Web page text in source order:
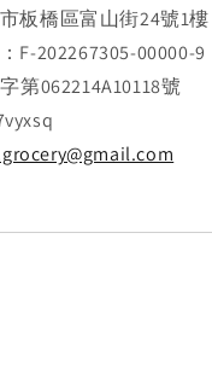
板橋區富山街24號1樓
F-202267305-00000-9
第062214A10118號